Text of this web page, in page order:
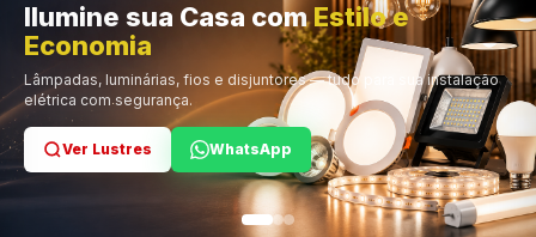
Ilumine sua Casa comEstilo e
Economia
Lâmpadas, luminárias, fios e disjuntores — tudo para sua instalação
elétrica com segurança.
Ver Lustres WhatsApp
Cada
Trabalho
Ver Ferramentas WhatsApp
Cor e Qualidade
Ver Tintas WhatsApp